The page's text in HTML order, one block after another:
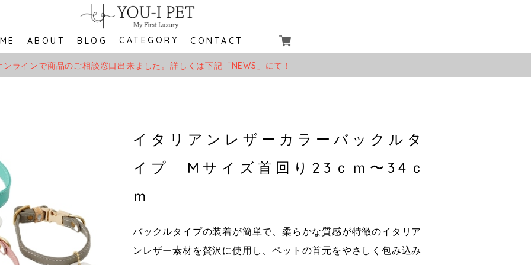
ンラインで商品のご相談窓口出来ました。詳しくは下記「NEWS」にて！
ABOUT BLOG CATEGORY CONTACT
イタリアンレザーカラーバックルタ
イプ Mサイズ首回り23ｃｍ〜34ｃ
ｍ
バックルタイプの装着が簡単で、柔らかな質感が特徴のイタリア
ンレザー素材を贅沢に使用し、ペットの首元をやさしく包み込み